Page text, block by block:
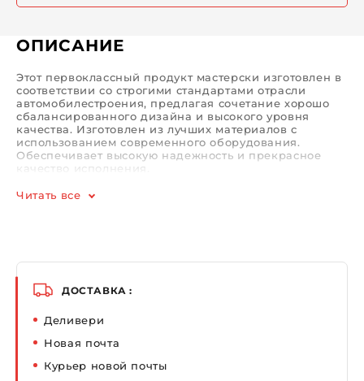
ОПИСАНИЕ
Этот первоклассный продукт мастерски изготовлен в
соответствии со строгими стандартами отрасли
автомобилестроения, предлагая сочетание хорошо
сбалансированного дизайна и высокого уровня
качества. Изготовлен из лучших материалов с
использованием современного оборудования.
Обеспечивает высокую надежность и прекрасное
качество исполнения.
Читать все
ДОСТАВКА :
Деливери
Новая почта
Курьер новой почты